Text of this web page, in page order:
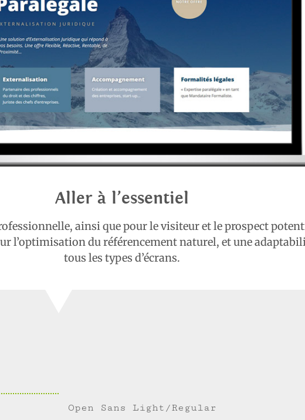
Aller à l’essentiel
ainsi que pour le visiteur et le prospect
l’optimisation du référencement naturel, et une
tous les types d’écrans.
Open Sans Light/Regular